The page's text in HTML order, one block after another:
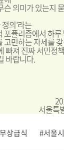
슨 의미가 있는지
의’라는
포퓰리즘에서 하
고민하는 자세를
빠져 진짜 서민정
바랍니다.
서울특
상급식 #서울